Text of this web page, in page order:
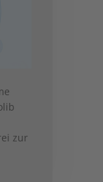
zur